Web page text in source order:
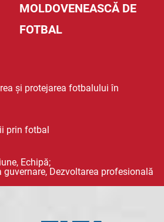
MOLDOVENEASCĂ DE
FOTBAL
și protejarea fotbalului în
prin fotbal
Echipă;
guvernare, Dezvoltarea profesională